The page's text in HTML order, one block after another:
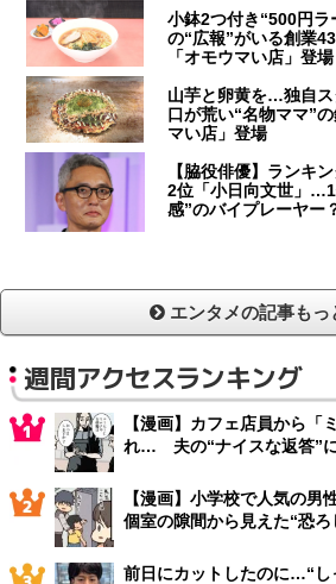
小鉢2つ付き“500円
の“広報”がいる創業
「オモウマい店」登場
山芋と卵黄を…独自
口が荒い“名物ママ”
マい店」登場
【脇役俳優】ランキ
2位「小日向文世」
感”のバイプレーヤー
エンタメの記事もっ
週間アクセスランキング
【漫画】カフェ店員から「
れ… 夫の“ナイスな返答”に
【漫画】小学校で人気の
個室の隙間から見えた“恐ろ
前日にカットしたのに…“